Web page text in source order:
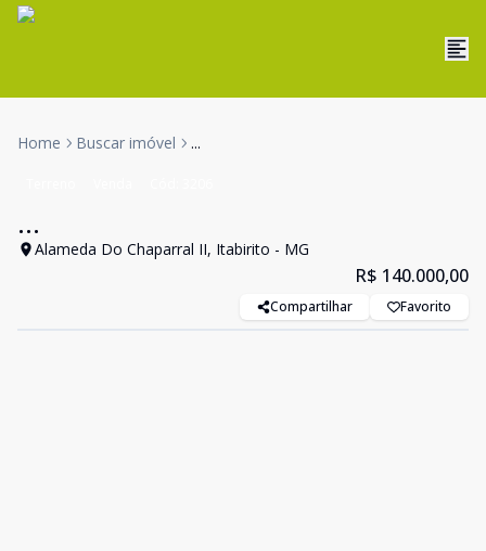
Home Buscar imóvel ...
...
Alameda Do Chaparral II, Itabirito - MG
R$ 140.000,00
Compartilhar Favorito